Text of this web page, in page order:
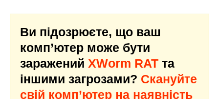
Ви підозрюєте, що ваш
комп’ютер може бути
заражений XWorm RAT та
іншими загрозами? Скануйте
свій комп’ютер на наявність